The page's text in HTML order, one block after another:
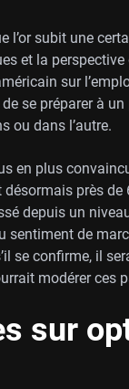
l’or subit une
et la perspective
sur
se préparer à
ou dans l’autre.
en plus
près de
depuis un
sentiment de
se confirme, il
modérer ces
sur